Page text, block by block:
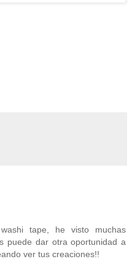
tape, he visto muchas
puede dar otra oportunidad a
ver tus creaciones!!